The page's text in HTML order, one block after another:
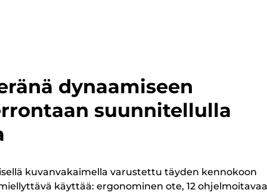
dynaamiseen
suunnitellulla
kuvanvakaimella varustettu täyden kennokoon
käyttää: ergonominen ote, 12 ohjelmoitavaa